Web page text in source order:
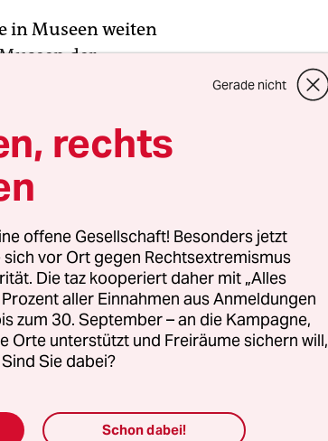
in Museen weiten
der
Wewelsburg
im Potsdamer
Kontrollgang am
der Stiftung
am Freitag. An
wohl keine
und
hieß es. Der
Inventar
ähnlichen
Gerade nicht
rechts
offene Gesellschaft! Besonders jetzt
vor Ort gegen Rechtsextremismus
Die taz kooperiert daher mit „Alles
aller Einnahmen aus Anmeldungen
zum 30. September – an die Kampagne,
Orte unterstützt und Freiräume sichern will,
Sie dabei?
Schon dabei!